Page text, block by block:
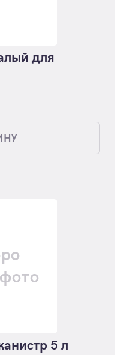
для
5 л